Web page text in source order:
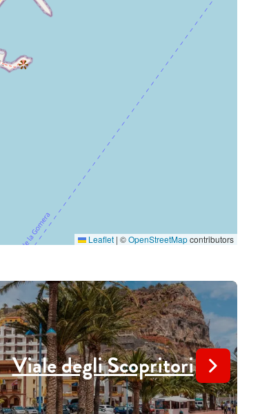
Leaflet | ©OpenStreetMapcontributors
Viale degli Scopritori